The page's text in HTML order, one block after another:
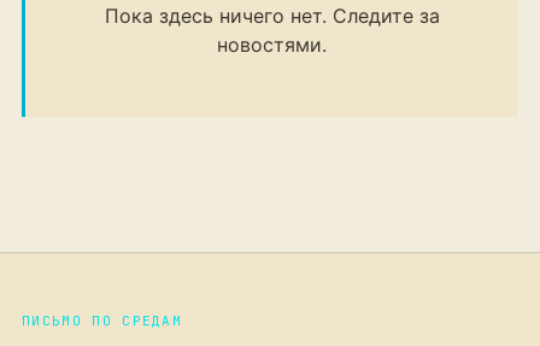
Пока здесь ничего нет. Следите за
новостями.
ПИСЬМО ПО СРЕДАМ